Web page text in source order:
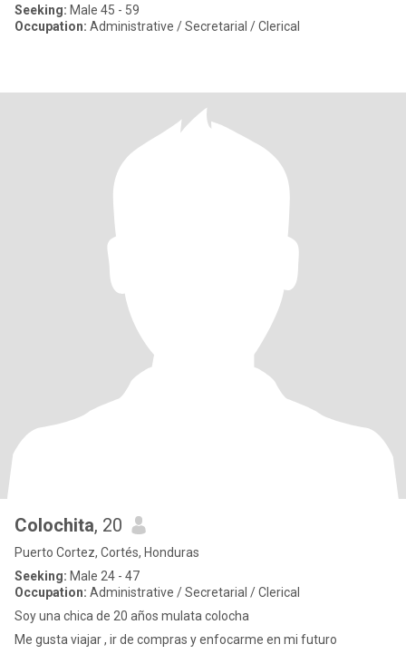
Seeking: Male 45 - 59
Occupation: Administrative / Secretarial / Clerical
Colochita, 20
Puerto Cortez, Cortés, Honduras
Seeking: Male 24 - 47
Occupation: Administrative / Secretarial / Clerical
Soy una chica de 20 años mulata colocha
Me gusta viajar , ir de compras y enfocarme en mi futuro